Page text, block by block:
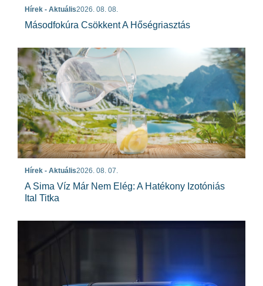
Hírek - Aktuális2026. 08. 08.
Másodfokúra Csökkent A Hőségriasztás
Hírek - Aktuális2026. 08. 07.
A Sima Víz Már Nem Elég: A Hatékony Izotóniás
Ital Titka